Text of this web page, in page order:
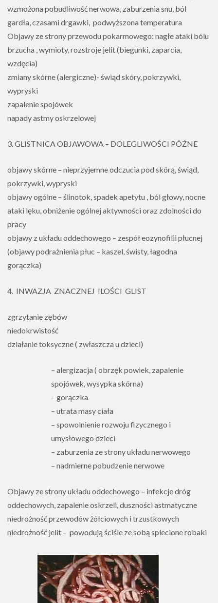
wzmożona pobudliwość nerwowa, zaburzenia snu, ból
gardła, czasami drgawki, podwyższona temperatura
Objawy ze strony przewodu pokarmowego: nagłe ataki bólu
brzucha , wymioty, rozstroje jelit (biegunki, zaparcia,
wzdęcia)
zmiany skórne (alergiczne)- świąd skóry, pokrzywki,
wypryski
zapalenie spojówek
napady astmy oskrzelowej
3. GLISTNICA OBJAWOWA – DOLEGLIWOŚCI PÓŹNE
objawy skórne – nieprzyjemne odczucia pod skórą, świąd,
pokrzywki, wypryski
objawy ogólne – ślinotok, spadek apetytu , ból głowy, nocne
ataki lęku, obniżenie ogólnej aktywności oraz zdolności do
pracy
objawy z układu oddechowego – zespół eozynofilii płucnej
(objawy podrażnienia płuc – kaszel, świsty, łagodna
gorączka)
4. INWAZJA ZNACZNEJ ILOŚCI GLIST
zgrzytanie zębów
niedokrwistość
działanie toksyczne ( zwłaszcza u dzieci)
– alergizacja ( obrzęk powiek, zapalenie
spojówek, wysypka skórna)
– gorączka
– utrata masy ciała
– spowolnienie rozwoju fizycznego i
umysłowego dzieci
– zaburzenia ze strony układu nerwowego
– nadmierne pobudzenie nerwowe
Objawy ze strony układu oddechowego – infekcje dróg
oddechowych, zapalenie oskrzeli, duszności astmatyczne
niedrożność przewodów żółciowych i trzustkowych
niedrożność jelit – powodują ściśle ze sobą splecione robaki